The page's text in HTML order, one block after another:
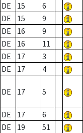
DE
15 6
DE
15 9
DE
16 9
DE
16 11
DE
17 3
DE
17 4
DE 17 5
DE 17 6
DE
19 51